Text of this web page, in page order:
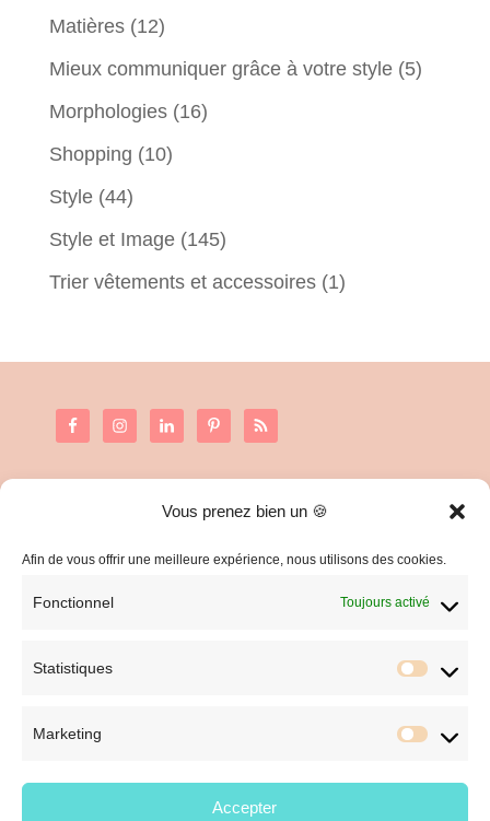
Vous prenez bien un 🍪
Afin de vous offrir une meilleure expérience, nous utilisons des cookies.
Fonctionnel Toujours activé
Statistiques
Marketing
Accepter
Matières(12)
Mieux communiquer grâce à votre style(5)
Morphologies(16)
Shopping (10)
Style(44)
Style et Image(145)
Trier vêtements et accessoires(1)
C.G.V. et Mentions Légales